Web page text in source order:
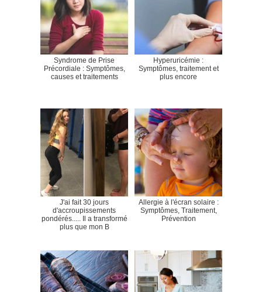
Syndrome de Prise
Précordiale : Symptômes,
causes et traitements
Hyperuricémie :
Symptômes, traitement et
plus encore
J'ai fait 30 jours
d'accroupissements
pondérés..... Il a transformé
plus que mon B
Allergie à l'écran solaire :
Symptômes, Traitement,
Prévention